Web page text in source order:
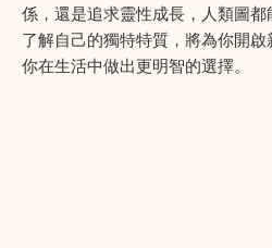
係，還是追求靈性成長，人類圖都
了解自己的獨特特質，將為你開
你在生活中做出更明智的選擇。